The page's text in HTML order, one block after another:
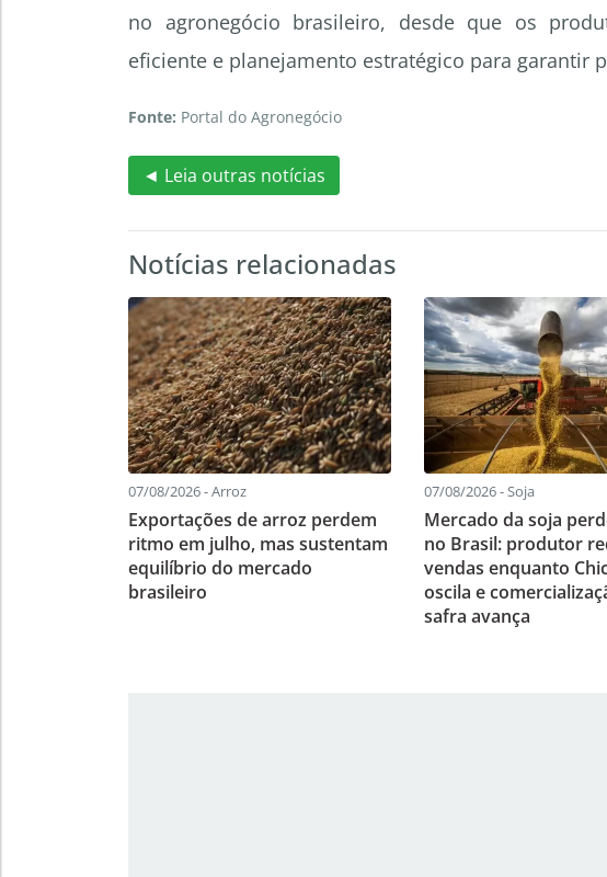
no agronegócio brasileiro, desde que os
eficiente e planejamento estratégico para garantir
Fonte: Portal do Agronegócio
◄ Leia outras notícias
Notícias relacionadas
07/08/2026 - Arroz
Exportações de arroz perdem
ritmo em julho, mas sustentam
equilíbrio do mercado
brasileiro
07/08/2026 - Soja
Mercado da soja
no Brasil: produtor
vendas enquanto
oscila e
safra avança